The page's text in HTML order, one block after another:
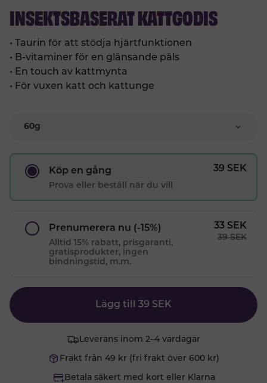
INSEKTSBASERAT KATTGODIS
• Taurin för att stödja hjärtfunktionen
• B-vitaminer för en glänsande päls
• En touch av kattmynta
• För vuxen katt och kattunge
60g
Köp en gång
Prova eller beställ när du vill
39 SEK
Prenumerera nu (-15%)
Alltid 15% rabatt, prisgaranti,
gratisprodukter, ingen
bindningstid, m.m.
33 SEK
39 SEK
Lägg till 39 SEK
Leverans inom 2–4 vardagar
Frakt från 49 kr (fri frakt över 600 kr)
Betala säkert med kort eller Klarna